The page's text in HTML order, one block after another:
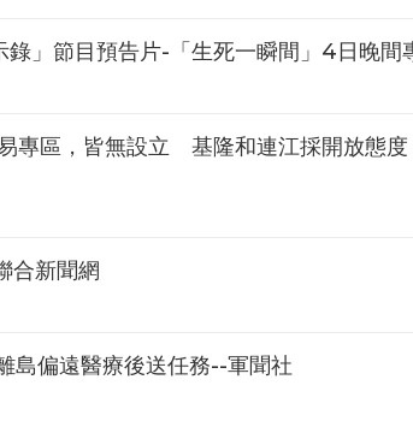
錄」節目預告片-「生死一瞬間」4日晚
專區，皆無設立 基隆和連江採開放態
合新聞網
島偏遠醫療後送任務--軍聞社